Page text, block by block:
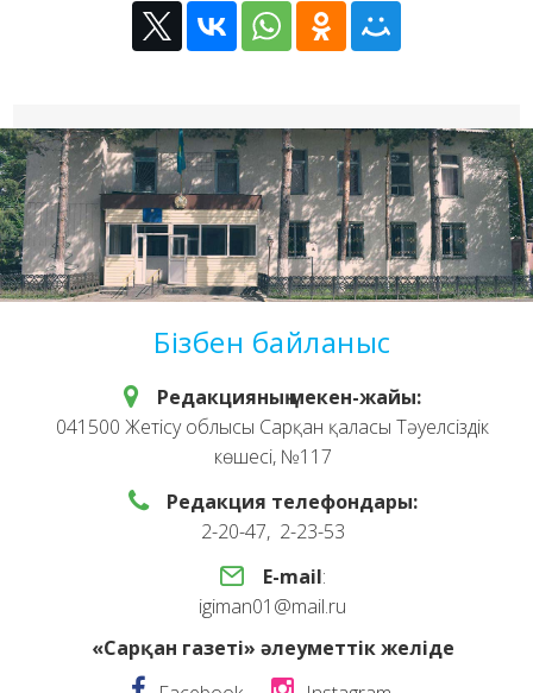
Бізбен байланыс
Редакцияның мекен-жайы:
041500 Жетісу облысы Сарқан қаласы Тәуелсіздік
көшесі, №117
Редакция телефондары:
2-20-47, 2-23-53
E-mail:
igiman01@mail.ru
«Сарқан газеті» әлеуметтік желіде